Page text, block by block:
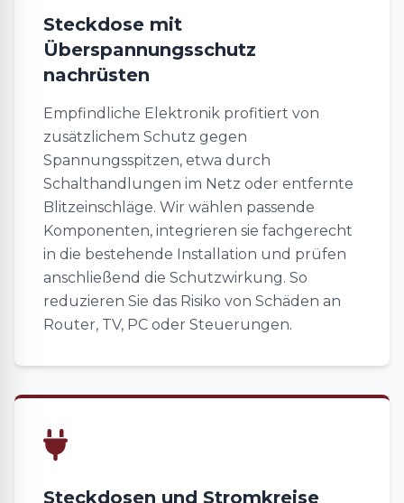
Steckdose mit
Überspannungsschutz
nachrüsten
Empfindliche Elektronik profitiert von
zusätzlichem Schutz gegen
Spannungsspitzen, etwa durch
Schalthandlungen im Netz oder entfernte
Blitzeinschläge. Wir wählen passende
Komponenten, integrieren sie fachgerecht
in die bestehende Installation und prüfen
anschließend die Schutzwirkung. So
reduzieren Sie das Risiko von Schäden an
Router, TV, PC oder Steuerungen.
Steckdosen und Stromkreise